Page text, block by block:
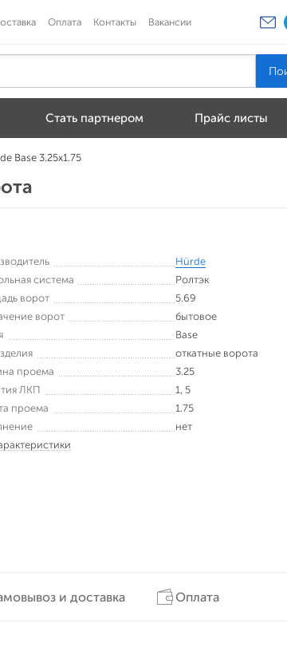
Оплата Контакты Вакансии
Стать партнером Прайс листы
Base 3.25x1.75
Hürde
система
Ролтэк
ворот
5.69
ворот
бытовое
Base
откатные ворота
проема
3.25
ЛКП
1, 5
проема
1.75
нет
и доставка Оплата